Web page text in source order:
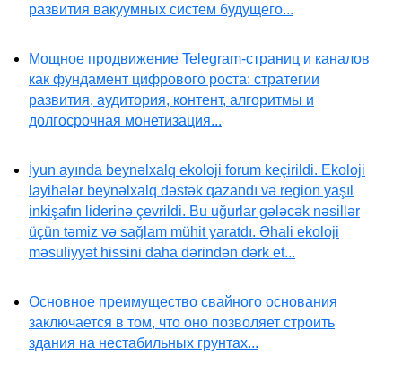
развития вакуумных систем будущего...
Мощное продвижение Telegram-страниц и каналов
как фундамент цифрового роста: стратегии
развития, аудитория, контент, алгоритмы и
долгосрочная монетизация...
İyun ayında beynəlxalq ekoloji forum keçirildi. Ekoloji
layihələr beynəlxalq dəstək qazandı və region yaşıl
inkişafın liderinə çevrildi. Bu uğurlar gələcək nəsillər
üçün təmiz və sağlam mühit yaratdı. Əhali ekoloji
məsuliyyət hissini daha dərindən dərk et...
Основное преимущество свайного основания
заключается в том, что оно позволяет строить
здания на нестабильных грунтах...